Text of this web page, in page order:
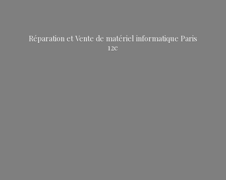
Réparation et Vente de matériel informatique Paris
12e